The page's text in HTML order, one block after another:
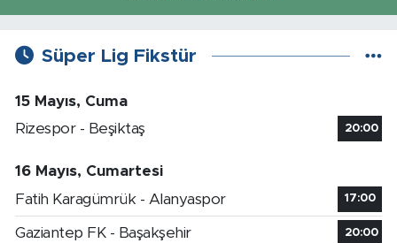
Süper Lig Fikstür
15 Mayıs, Cuma
Rizespor - Beşiktaş
20:00
16 Mayıs, Cumartesi
Fatih Karagümrük - Alanyaspor
17:00
Gaziantep FK - Başakşehir 20:00